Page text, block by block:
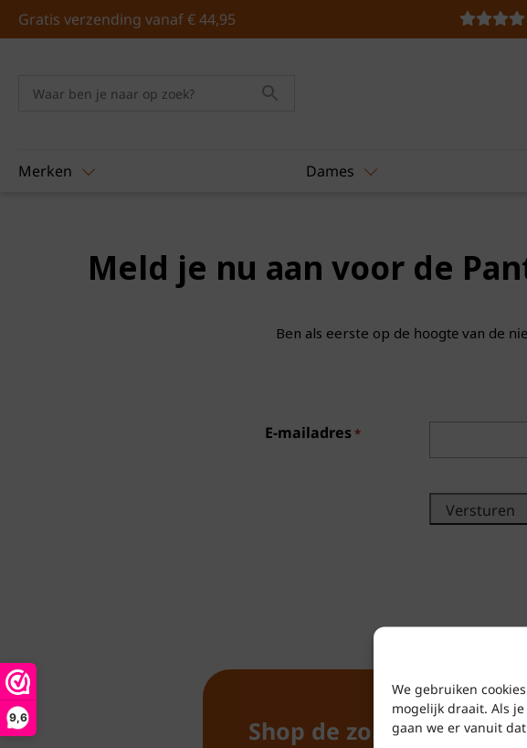
9,6
We gebruiken
mogelijk draait. Als
gaan we er vanuit
Gratis verzending vanaf € 44,95
Merken Dames
Meld je nu aan voor de
Ben als eerste op de hoogtevan de
E-mailadres*
Shop de zomer!